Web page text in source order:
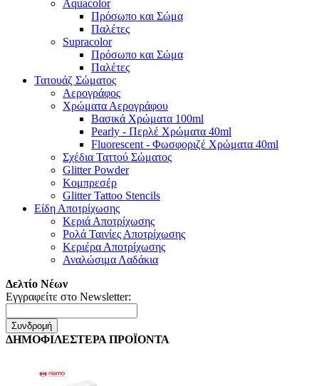
Aquacolor
Πρόσωπο και Σώμα
Παλέτες
Supracolor
Πρόσωπο και Σώμα
Παλέτες
Τατουάζ Σώματος
Αερογράφος
Χρώματα Αερογράφου
Βασικά Χρώματα 100ml
Pearly - Περλέ Χρώματα 40ml
Fluorescent - Φωσφοριζέ Χρώματα 40ml
Σχέδια Ταττού Σώματος
Glitter Powder
Κομπρεσέρ
Glitter Tattoo Stencils
Είδη Αποτρίχωσης
Κεριά Αποτρίχωσης
Ρολά Ταινίες Αποτρίχωσης
Κεριέρα Αποτρίχωσης
Αναλώσιμα Λαδάκια
Δελτίο Νέων
Εγγραφείτε στο Newsletter:
Συνδρομή
ΔΗΜΟΦΙΛΕΣΤΕΡΑ ΠΡΟΪΟΝΤΑ